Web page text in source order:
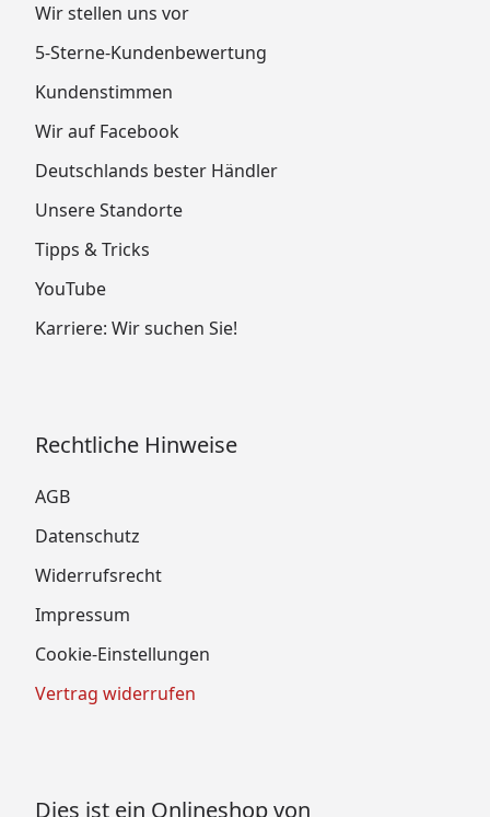
Wir stellen uns vor
5-Sterne-Kundenbewertung
Kundenstimmen
Wir auf Facebook
Deutschlands bester Händler
Unsere Standorte
Tipps & Tricks
YouTube
Karriere: Wir suchen Sie!
Rechtliche Hinweise
AGB
Datenschutz
Widerrufsrecht
Impressum
Cookie-Einstellungen
Vertrag widerrufen
Dies ist ein Onlineshop von